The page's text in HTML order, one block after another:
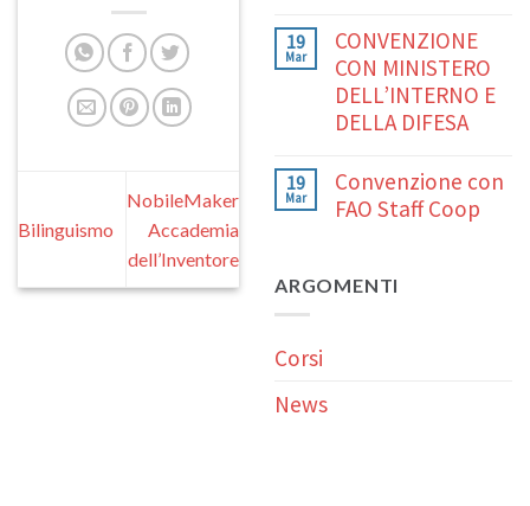
Bilinguismo
NobileMaker
Accademia
dell’Inventore
19
Mar
CONVENZIONE
CON MINISTERO
DELL’INTERNO E
DELLA DIFESA
19
Mar
Convenzione con
FAO Staff Coop
ARGOMENTI
Corsi
News